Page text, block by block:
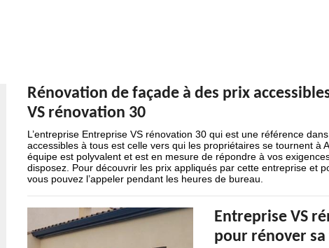
Rénovation de façade à des prix
VS rénovation 30
L’entreprise Entreprise VS rénovation 30 qui est une référence
accessibles à tous est celle vers qui les propriétaires se tournent à
équipe est polyvalent et est en mesure de répondre à vos
disposez. Pour découvrir les prix appliqués par cette entreprise et
vous pouvez l’appeler pendant les heures de bureau.
Entreprise VS
pour rénover sa